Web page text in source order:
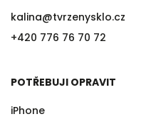
kalina@tvrzenysklo.cz
+420 776 76 70 72
POTŘEBUJI OPRAVIT
iPhone